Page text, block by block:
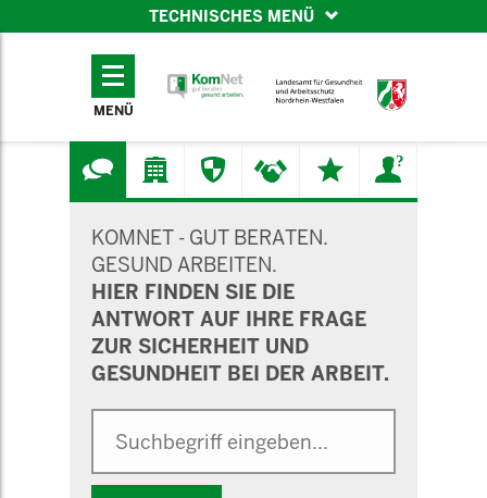
TECHNISCHES MENÜ
TECHNISCHES
MENÜ
KOMNET - GUT BERATEN.
GESUND ARBEITEN.
HIER FINDEN SIE DIE
ANTWORT AUF IHRE FRAGE
ZUR SICHERHEIT UND
GESUNDHEIT BEI DER ARBEIT.